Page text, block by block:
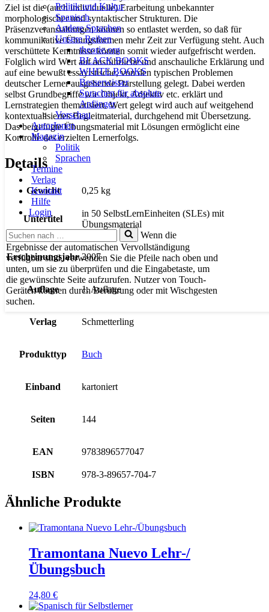
Politik und Kultur
Spanisch
Andere Sprachen
Unsere Reihen
theorie.org
BLACK BOOKS
WHITE BOOKS
Besserwisser
Sprachen für absolute
Anfänger
Vorschau
AutorInnen
Magazin
Politik
Sprachen
Termine
Verlag
Kontakt
Hilfe
Login
Suchen
nach …
Wenn die
Ergebnisse der automatischen Vervollständigung
verfügbar sind, verwenden Sie die Pfeile nach oben und
unten, um sie zu überprüfen und die Eingabetaste, um
die gewünschte Seite aufzurufen. Nutzer von Touch-
Geräten können durch Berührung oder mit Wischgesten
suchen.
Ziel ist die (auch individuelle) Erarbeitung unbekannter
morphologischer und syntaktischer Strukturen. Die
Präsenzveranstaltungen können so entlastet werden, so daß für
kommunikative Übungsformen mehr Zeit zur Verfügung steht. Auch
verschüttete Kenntnisse können somit wieder aufgefrischt werden.
Folglich wird Wert auf ausführliche und anschauliche Erklärung und
auf eine bewußt essayistische, von den typischen Problemen
deutscher Lerner ausgehende Darstellung gelegt. Dabei werden
selbst Grundbegriffe wie Objekt, Adjektiv etc. erklärt und
Lernstrategien thematisiert. Wert gelegt wird auch auf weitgehend
kontextualisiertes Begleitmaterial, durchgehend mit Übersetzung.
Das beigefügte Übungsmaterial mit Lösungen ermöglicht eine
Kontrolle des erzielten Lernerfolgs.
Details
Gewicht 0,25 kg
Untertitel
in 50 SelbstLernEinheiten (SLEs) mit
Übungsmaterial
Erscheinungsjahr 2007
Auflage 1. Auflage
Verlag Schmetterling
Produkttyp Buch
Einband kartoniert
Seiten 144
EAN 9783896577047
ISBN 978-3-89657-704-7
Ähnliche Produkte
Tramontana Nuevo Lehr-/
Übungsbuch
24,80 €